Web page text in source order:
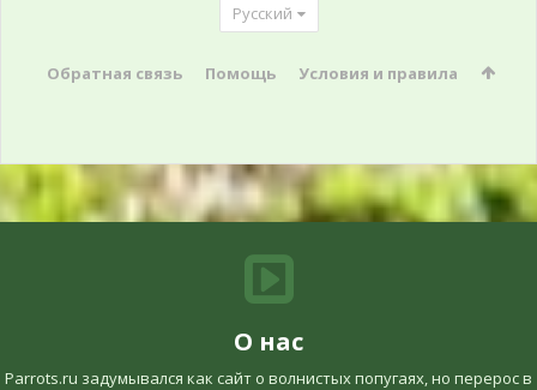
Русский
Обратная связь Помощь Условия и правила
О нас
Parrots.ru задумывался как сайт о волнистых попугаях, но перерос в